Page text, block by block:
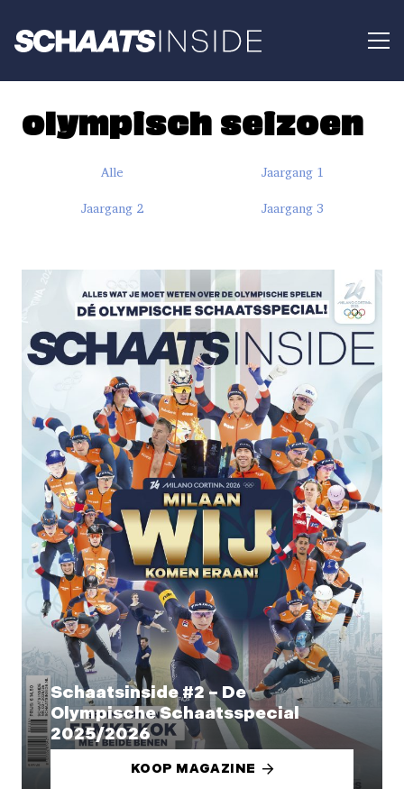
olympisch seizoen
Alle Jaargang 1
Jaargang 2 Jaargang 3
Schaatsinside #2 – De
Olympische Schaatsspecial
2025/2026
KOOP MAGAZINE